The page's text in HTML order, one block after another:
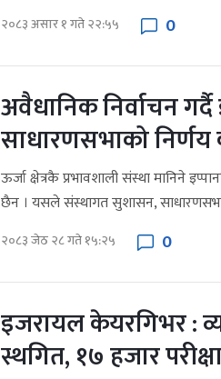
२०८३ असार १ गते २२:५५ 0
अवैधानिक निर्वाचन
साधारणसभाको निर्णय
ऊर्जा क्षेत्रकै प्रभावशाली संस्था मानिने
छैन । यसले संस्थागत सुशासन,
२०८३ जेठ २८ गते १५:२५ 0
इजरायल केयरगिभर :
स्थगित, १७ हजार